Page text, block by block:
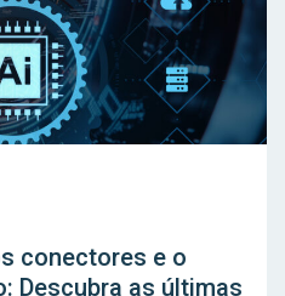
conectores e o
Descubra as últimas